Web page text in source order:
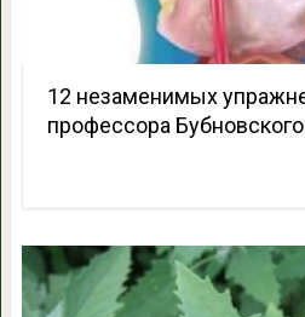
12 незаменимых
профессора Бубновского